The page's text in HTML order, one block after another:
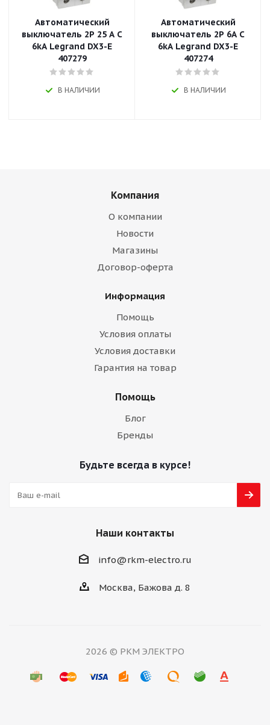
Автоматический
выключатель 2P 25 A C
6kA Legrand DX3-E
407279
В НАЛИЧИИ
Автоматический
выключатель 2P 6A C
6kA Legrand DX3-E
407274
В НАЛИЧИИ
Компания
О компании
Новости
Магазины
Договор-оферта
Информация
Помощь
Условия оплаты
Условия доставки
Гарантия на товар
Помощь
Блог
Бренды
Будьте всегда в курсе!
Наши контакты
info@rkm-electro.ru
Москва, Бажова д. 8
2026 © РКМ ЭЛЕКТРО